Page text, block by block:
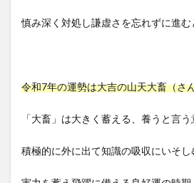
慎み深く対処し謙虚さを忘れずに進む
令和7年の運勢は大吉の山天大畜（さ
「大畜」は大きく蓄える、養うと言
積極的に外に出て知識の吸収にいそし